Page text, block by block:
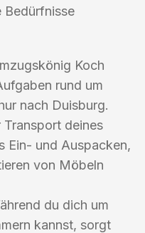
Bedürfnisse
Koch
rund um
nach Duisburg.
deines
Ein- und Auspacken,
von Möbeln
du dich um
kannst, sorgt